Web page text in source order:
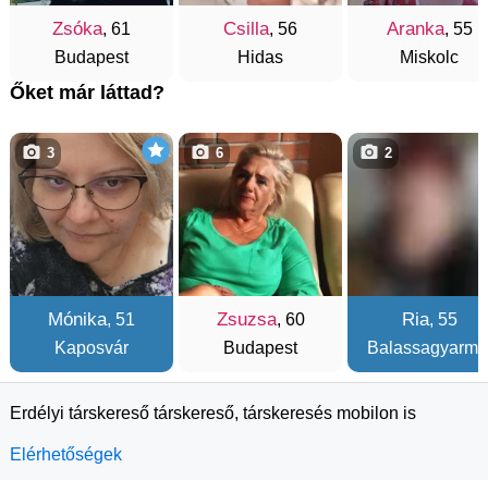
Zsóka, 61
Budapest
Csilla, 56
Hidas
Aranka, 55
Miskolc
Őket már láttad?
Mónika, 51
Kaposvár
3
Zsuzsa, 60
Budapest
6
Ria, 55
2
Erdélyi társkereső társkereső, társkeresés mobilon is
Elérhetőségek